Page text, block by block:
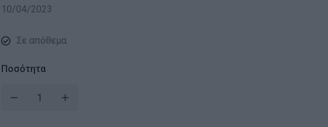
10/04/2023
Σε απόθεμα
Ποσότητα